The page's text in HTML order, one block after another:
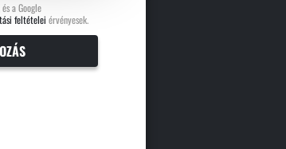
a Google
feltételei érvényesek.